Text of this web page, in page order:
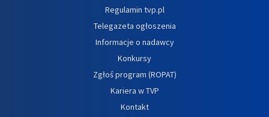
Regulamin tvp.pl
Telegazeta ogłoszenia
Informacje o nadawcy
Konkursy
Zgłoś program (ROPAT)
Kariera w TVP
Kontakt